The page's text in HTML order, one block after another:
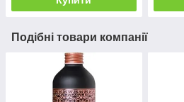
Подібні товари компанії